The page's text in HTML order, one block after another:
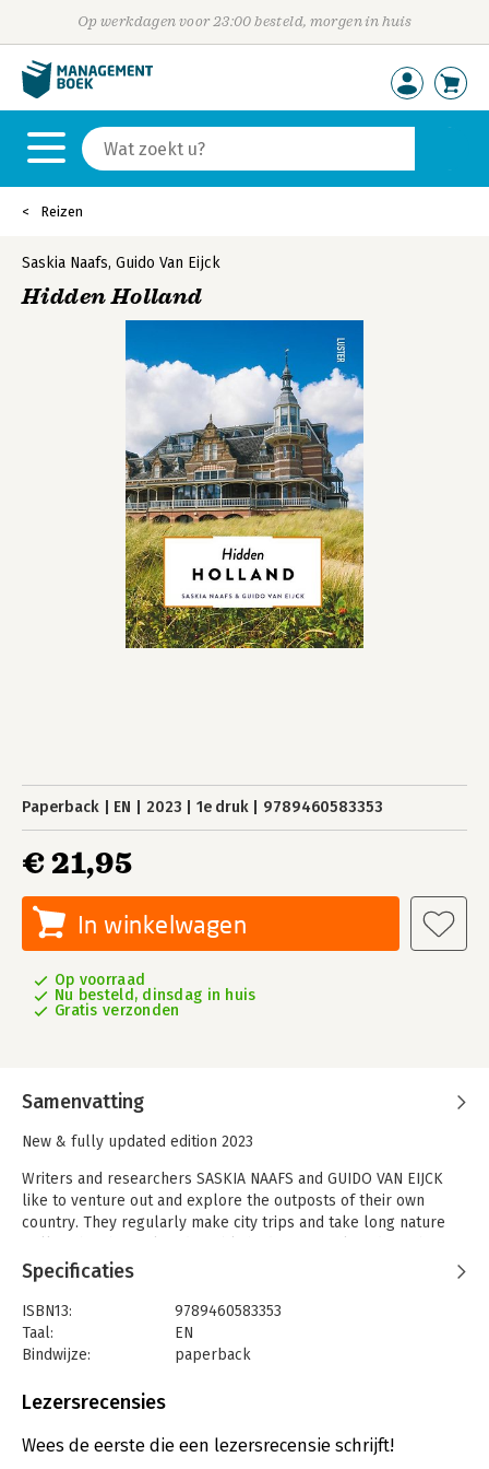
Op werkdagen voor 23:00 besteld, morgen in huis
Reizen
Saskia Naafs, Guido Van Eijck
Hidden Holland
Paperback EN 2023 1e druk 9789460583353
€ 21,95
In winkelwagen
Op voorraad
Nu besteld, dinsdag in huis
Gratis verzonden
Samenvatting
New & fully updated edition 2023
Writers and researchers SASKIA NAAFS and GUIDO VAN EIJCK
like to venture out and explore the outposts of their own
country. They regularly make city trips and take long nature
Hidden Secrets of Amsterdam' and 'The 500 Hidden Secrets of
Rotterdam'.
The Dutch love to travel but they tend to forget that there is
also a lot to see and do in their own country. This alternative
travel guide is a tribute to all these unique, beautiful, madcap
and inspiring places. The authors will guide you off the beaten
path, to over 380 places which will astonish you. This book
includes over
Specificaties
ISBN13:
9789460583353
Taal:
EN
Bindwijze:
paperback
Uitgever:
Verschijningsdatum:
16-2-2023
Lezersrecensies
Wees de eerste die een lezersrecensie schrijft!